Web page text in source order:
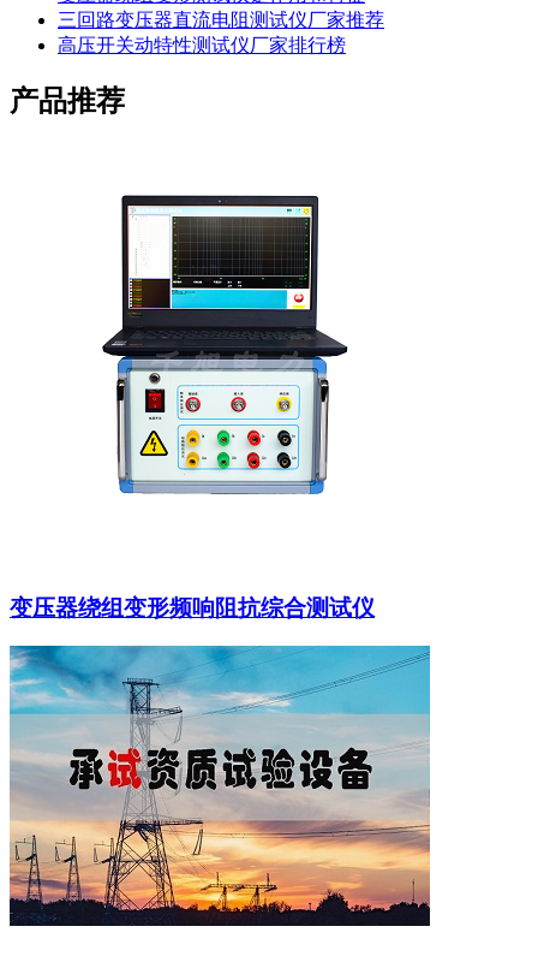
三回路变压器直流电阻测试仪厂家推荐
高压开关动特性测试仪厂家排行榜
产品推荐
变压器绕组变形频响阻抗综合测试仪